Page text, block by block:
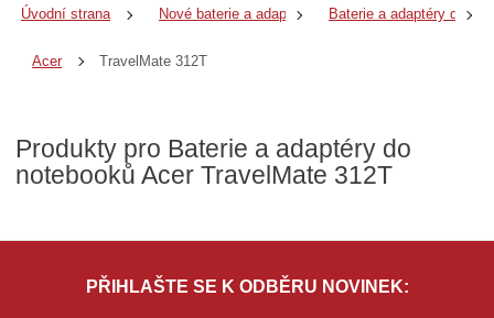
Úvodní strana Nové baterie a adaptéry Baterie a adaptéry do
Acer TravelMate 312T
Produkty pro Baterie a adaptéry do
notebooků Acer TravelMate 312T
PŘIHLAŠTE SE K ODBĚRU NOVINEK: